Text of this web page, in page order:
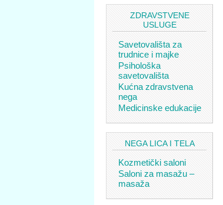
ZDRAVSTVENE
USLUGE
Savetovališta za
trudnice i majke
Psihološka
savetovališta
Kućna zdravstvena
nega
Medicinske edukacije
NEGA LICA I TELA
Kozmetički saloni
Saloni za masažu –
masaža